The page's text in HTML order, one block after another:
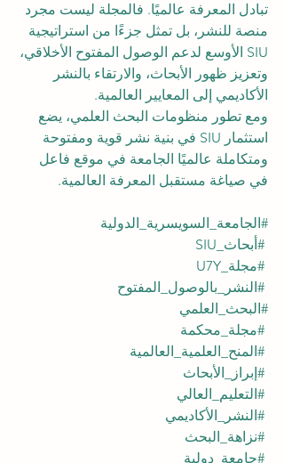
تبادل المعرفة عالميًا. فالمجلة ليست مجرد
منصة للنشر، بل تمثل جزءًا من استراتيجية
SIU الأوسع لدعم الوصول المفتوح الأخلاقي،
وتعزيز ظهور الأبحاث، والارتقاء بالنشر
الأكاديمي إلى المعايير العالمية.
ومع تطور منظومات البحث العلمي، يضع
استثمار SIU في بنية نشر قوية ومفتوحة
ومتكاملة عالميًا الجامعة في موقع فاعل
في صياغة مستقبل المعرفة العالمية.
#الجامعة_السويسرية_الدولية
#أبحاث_SIU
#مجلة_U7Y
#النشر_بالوصول_المفتوح
#البحث_العلمي
#مجلة_محكمة
#المنح_العلمية_العالمية
#إبراز_الأبحاث
#التعليم_العالي
#النشر_الأكاديمي
#نزاهة_البحث
#جامعة_دولية